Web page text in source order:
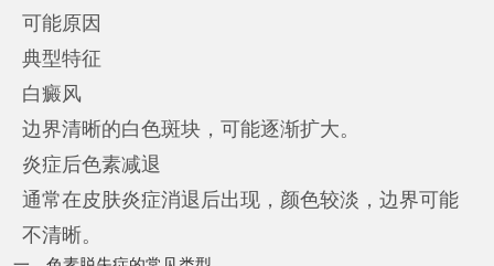
可能原因
典型特征
白癜风
边界清晰的白色斑块，可能逐渐扩大。
炎症后色素减退
通常在皮肤炎症消退后出现，颜色较淡，边界可能
不清晰。